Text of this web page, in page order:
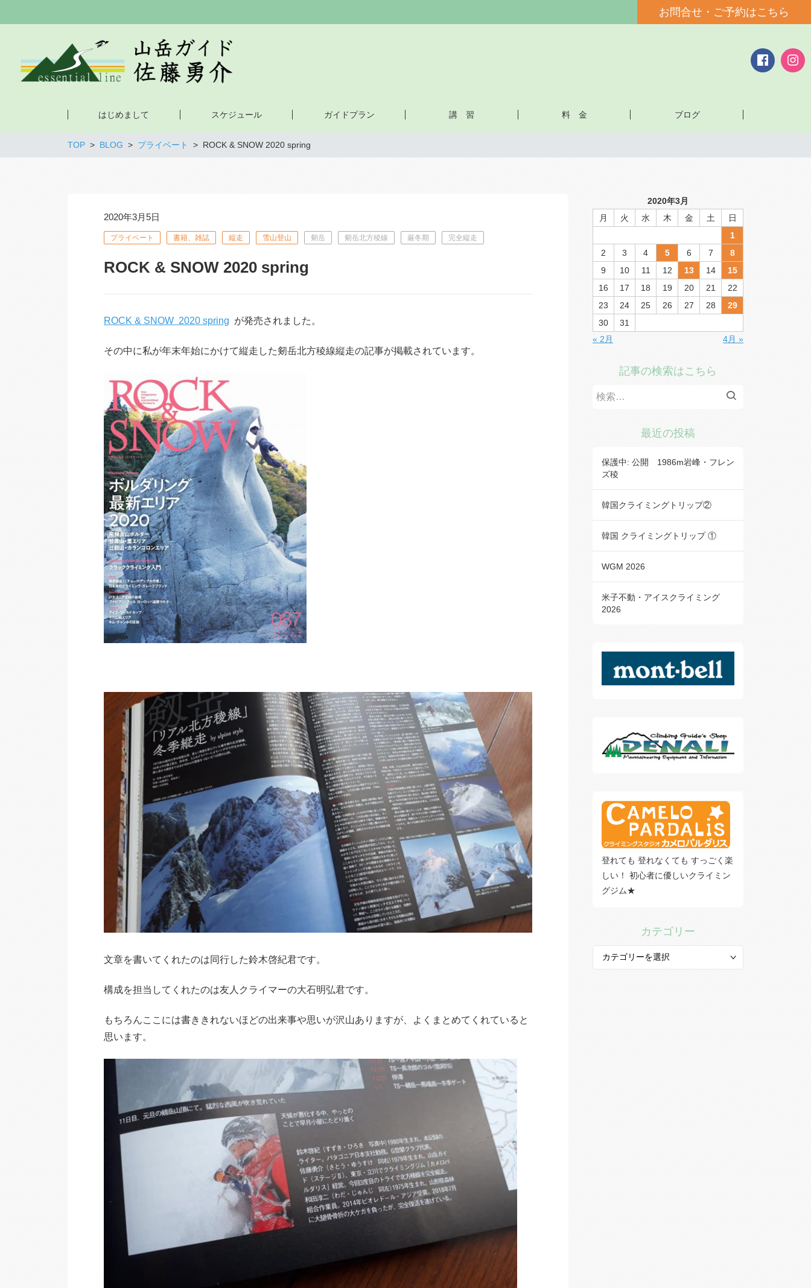
お問合せ・ご予約はこちら
はじめまして スケジュール ガイドプラン 講 習 料 金 ブログ
TOP BLOG プライベート ROCK & SNOW 2020 spring
2020年3月5日
プライベート 書籍、雑誌 縦走 雪山登山 剱岳 剱岳北方稜線 厳冬期 完全縦走
ROCK & SNOW 2020 spring
ROCK & SNOW 2020 spring が発売されました。
その中に私が年末年始にかけて縦走した剱岳北方稜線縦走の記事が掲載されています。
文章を書いてくれたのは同行した鈴木啓紀君です。
構成を担当してくれたのは友人クライマーの大石明弘君です。
もちろんここには書ききれないほどの出来事や思いが沢山ありますが、よくまとめてくれていると
思います。
2020年3月
月
火 水 木 金 土
日
1
2
3 4 5 6 7
8
9
10 11 12 13 14
15
16
17 18 19 20 21
22
23
24 25 26 27 28
29
30
31
« 2月
4月 »
記事の検索はこちら
検
最近の投稿
保護中: 公開 1986m岩峰・フレン
ズ稜
韓国クライミングトリップ②
韓国 クライミングトリップ ①
WGM 2026
米子不動・アイスクライミング
2026
登れても 登れなくても すっごく楽
しい！ 初心者に優しいクライミン
グジム★
カテゴリー